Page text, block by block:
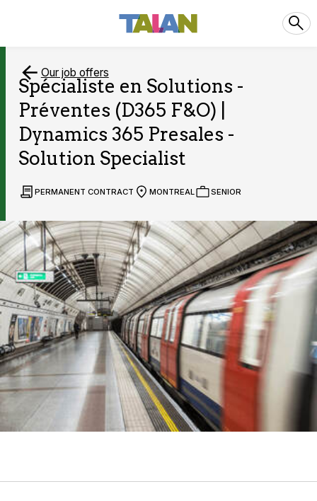
Our job offers
Spécialiste en Solutions -
Préventes (D365 F&O) |
Dynamics 365 Presales -
Solution Specialist
PERMANENT CONTRACT MONTREAL SENIOR